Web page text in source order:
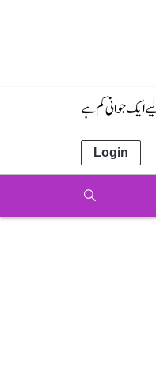
ایک جوانی کم ہے
Login